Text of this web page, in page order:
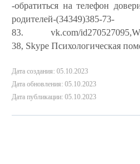
-обратиться на телефон
родителей-(34349)385-73-
83. vk.com/id270527095,
38, Skype Психологическая
Дата создания: 05.10.2023
Дата обновления: 05.10.2023
Дата публикации: 05.10.2023